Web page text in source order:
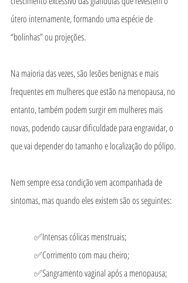
útero internamente, formando uma espécie de
“bolinhas” ou projeções.
Na maioria das vezes, são lesões benignas e mais
frequentes em mulheres que estão na menopausa, no
entanto, também podem surgir em mulheres mais
novas, podendo causar dificuldade para engravidar, o
que vai depender do tamanho e localização do pólipo.
Nem sempre essa condição vem acompanhada de
sintomas, mas quando eles existem são os seguintes:
	✅Intensas cólicas menstruais;
	✅Corrimento com mau cheiro;
	✅Sangramento vaginal após a menopausa;